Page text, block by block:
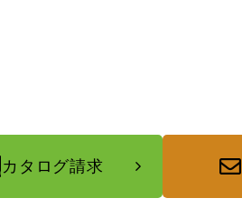
カタログ請求